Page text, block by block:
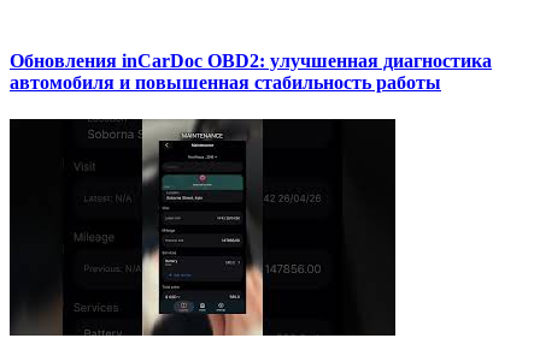
Обновления inCarDoc OBD2: улучшенная диагностика
автомобиля и повышенная стабильность работы